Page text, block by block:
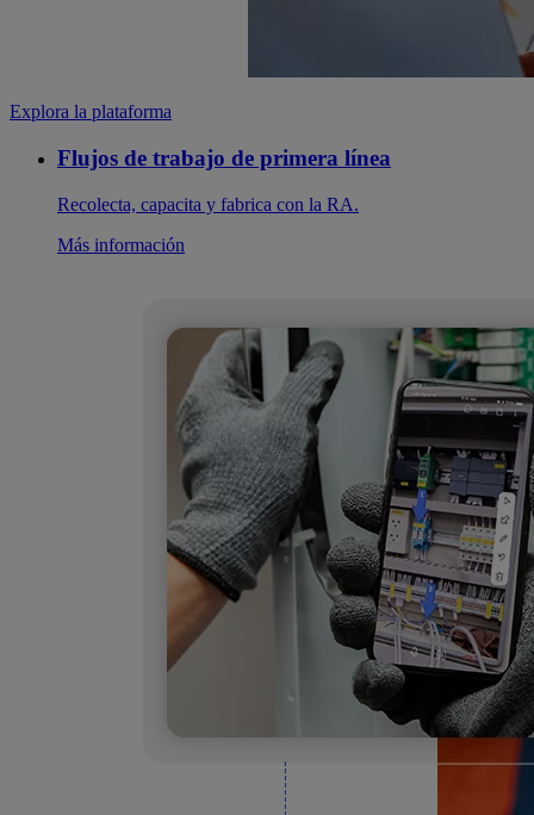
Explora la plataforma
Flujos de trabajo de primera línea
Recolecta, capacita y fabrica con la RA.
Más información